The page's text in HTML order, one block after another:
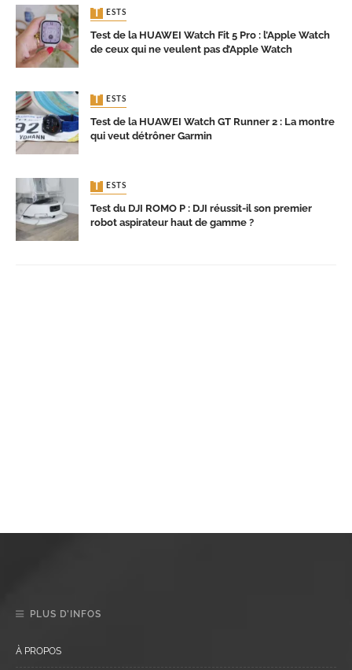
TESTS
Test de la HUAWEI Watch Fit 5 Pro : l’Apple Watch
de ceux qui ne veulent pas d’Apple Watch
TESTS
Test de la HUAWEI Watch GT Runner 2 : La montre
qui veut détrôner Garmin
TESTS
Test du DJI ROMO P : DJI réussit-il son premier
robot aspirateur haut de gamme ?
PLUS D’INFOS
À PROPOS